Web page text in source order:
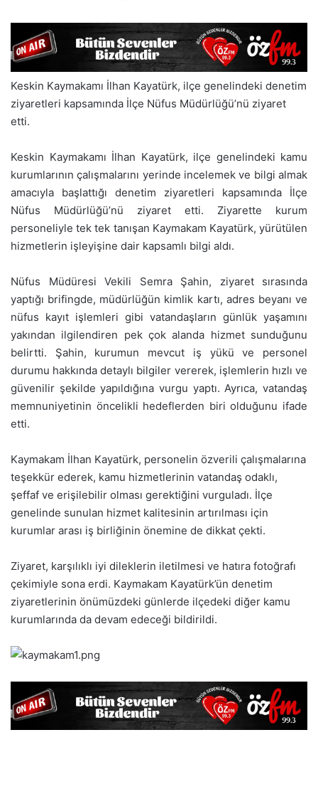
Keskin Kaymakamı İlhan Kayatürk, ilçe genelindeki denetim
ziyaretleri kapsamında İlçe Nüfus Müdürlüğü’nü ziyaret
etti.
Keskin Kaymakamı İlhan Kayatürk, ilçe genelindeki kamu
kurumlarının çalışmalarını yerinde incelemek ve bilgi almak
amacıyla başlattığı denetim ziyaretleri kapsamında İlçe
Nüfus Müdürlüğü’nü ziyaret etti. Ziyarette kurum
personeliyle tek tek tanışan Kaymakam Kayatürk, yürütülen
hizmetlerin işleyişine dair kapsamlı bilgi aldı.
Nüfus Müdüresi Vekili Semra Şahin, ziyaret sırasında
yaptığı brifingde, müdürlüğün kimlik kartı, adres beyanı ve
nüfus kayıt işlemleri gibi vatandaşların günlük yaşamını
yakından ilgilendiren pek çok alanda hizmet sunduğunu
belirtti. Şahin, kurumun mevcut iş yükü ve personel
durumu hakkında detaylı bilgiler vererek, işlemlerin hızlı ve
güvenilir şekilde yapıldığına vurgu yaptı. Ayrıca, vatandaş
memnuniyetinin öncelikli hedeflerden biri olduğunu ifade
etti.
Kaymakam İlhan Kayatürk, personelin özverili çalışmalarına
teşekkür ederek, kamu hizmetlerinin vatandaş odaklı,
şeffaf ve erişilebilir olması gerektiğini vurguladı. İlçe
genelinde sunulan hizmet kalitesinin artırılması için
kurumlar arası iş birliğinin önemine de dikkat çekti.
Ziyaret, karşılıklı iyi dileklerin iletilmesi ve hatıra fotoğrafı
çekimiyle sona erdi. Kaymakam Kayatürk’ün denetim
ziyaretlerinin önümüzdeki günlerde ilçedeki diğer kamu
kurumlarında da devam edeceği bildirildi.